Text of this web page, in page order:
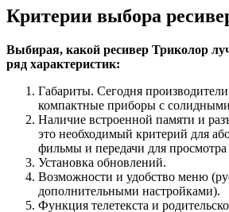
Критерии выбора
Выбирая, какой ресивер Триколор
ряд характеристик:
Габариты. Сегодня
компактные приборы с
Наличие встроенной памяти и
это необходимый критерий для
фильмы и передачи для
Установка обновлений.
Возможности и удобство меню
дополнительными настройками).
Функция телетекста и